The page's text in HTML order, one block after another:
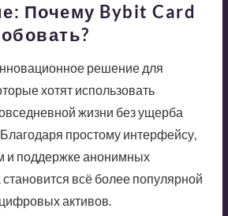
Почему Bybit Card
решение для
хотят использовать
жизни без ущерба
простому интерфейсу,
и поддержке анонимных
становится всё более популярной
активов.